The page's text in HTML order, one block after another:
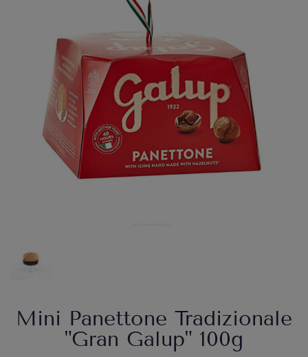
Mini Panettone Tradizionale
"Gran Galup" 100g